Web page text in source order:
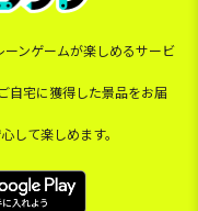
ンゲームが楽しめるサービ
自宅に獲得した景品をお届
して楽しめます。